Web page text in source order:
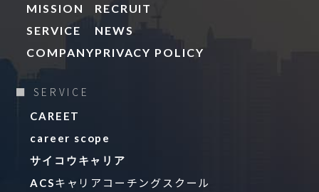
MISSION
SERVICE
COMPANY
RECRUIT
NEWS
PRIVACY POLICY
■ SERVICE
CAREET
career scope
サイコウキャリア
ACSキャリアコーチングスクール